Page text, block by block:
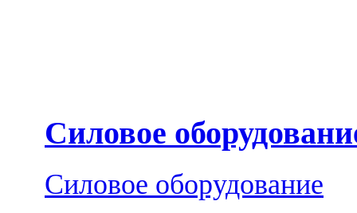
Силовое
Силовое оборудование